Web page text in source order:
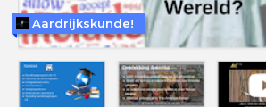
Aardrijkskunde!